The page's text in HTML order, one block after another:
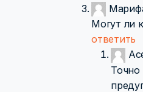
Могут ли
ответить
Точно